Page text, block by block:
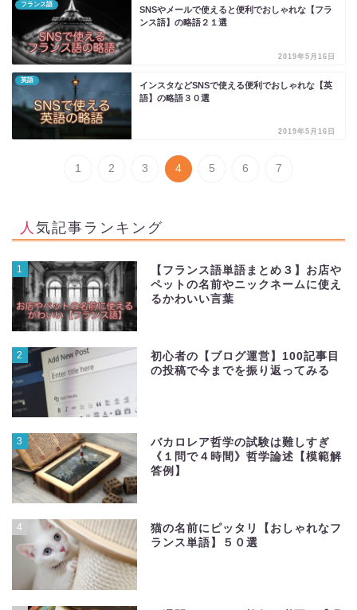
フランス語
SNSやメールで使えると便利でおしゃれな【フラ
ンス語】の略語２１選
2019年5月16日
英語
インスタなどSNSで使える便利でおしゃれな【英
語】の略語３０選
2019年5月16日
1 2 3 4 5 6 7
人気記事ランキング
1
【フランス語単語まとめ３】お店や
ペットの名前やニックネームに使え
るかわいい言葉
2
初心者の【ブログ運営】100記事目
の投稿で今までを振り返ってみる
3
バカロレア哲学の試験は難しすぎ
《１問で４時間》哲学論述【模範解
答例】
4
猫の名前にピッタリ【おしゃれなフ
ランス単語】５０選